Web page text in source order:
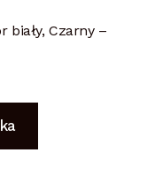
biały, Czarny –